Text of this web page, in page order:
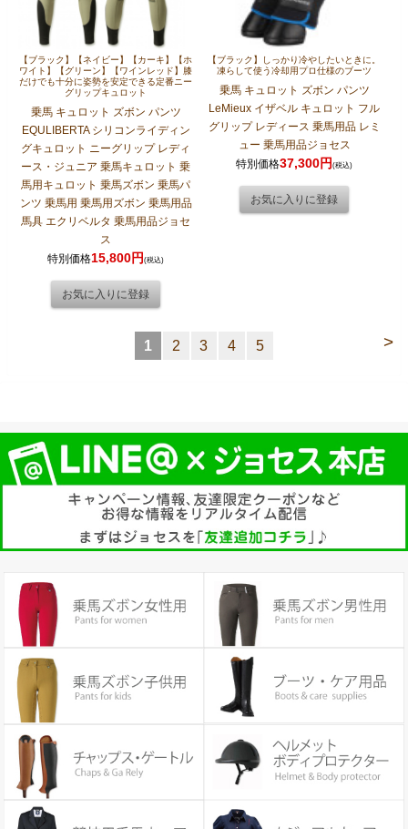
【ブラック】【ネイビー】【カーキ】【ホ
ワイト】【グリーン】【ワインレッド】膝
だけでも十分に姿勢を安定できる定番ニー
グリップキュロット
乗馬 キュロット ズボン パンツ
EQULIBERTA シリコンライディン
グキュロット ニーグリップ レディ
ース・ジュニア 乗馬キュロット 乗
馬用キュロット 乗馬ズボン 乗馬パ
ンツ 乗馬用 乗馬用ズボン 乗馬用品
馬具 エクリベルタ 乗馬用品ジョセ
ス
特別価格15,800円(税込)
【ブラック】しっかり冷やしたいときに。
凍らして使う冷却用プロ仕様のブーツ
乗馬 キュロット ズボン パンツ
LeMieux イザベル キュロット フル
グリップ レディース 乗馬用品 レミ
ュー 乗馬用品ジョセス
特別価格37,300円(税込)
>
1 2 3 4 5